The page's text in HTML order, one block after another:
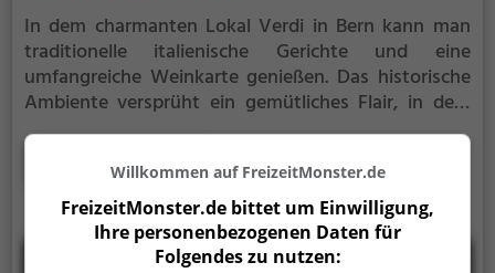
In dem charmanten Lokal Verdi in Bern kann man
traditionelle italienische Gerichte und eine
umfangreiche Weinkarte genießen. Das historische
Ambiente versprüht ein gemütliches Flair, in dem
man in die Welt mediterraner Spezialitäten
köstlichen Biogerichten – hier findet man eine
vielfältige Auswahl, die auch vegetarische und
vegane Gerichte umfasst. Dazu kann man aus einer
breiten Palette an Cocktails und anderen Getränken
Mehr erfahren
Willkommen auf FreizeitMonster.de
FreizeitMonster.de bittet um Einwilligung,
Ihre personenbezogenen Daten für
Folgendes zu nutzen: